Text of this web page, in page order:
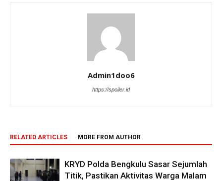
Admin1doo6
https://spoiler.id
RELATED ARTICLES MORE FROM AUTHOR
KRYD Polda Bengkulu Sasar Sejumlah
Titik, Pastikan Aktivitas Warga Malam